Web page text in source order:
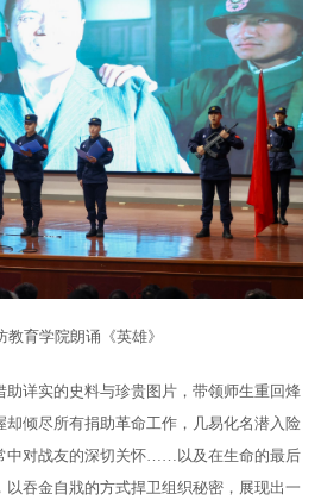
教育学院朗诵《英雄》
助详实的史料与珍贵图片，带领师生重回烽
却倾尽所有捐助革命工作，几易化名潜入险
中对战友的深切关怀……以及在生命的最后
以吞金自戕的方式捍卫组织秘密，展现出一